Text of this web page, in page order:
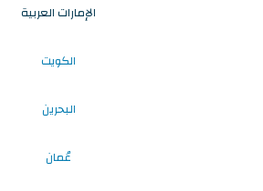
الإمارات العربية
الكويت
البحرين
عُمان